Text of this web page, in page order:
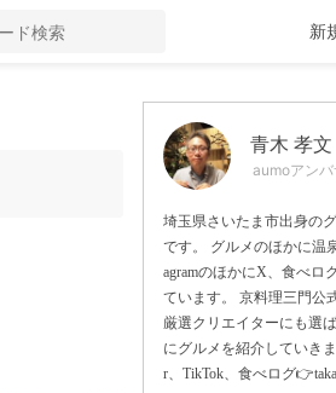
新
青木 孝文
aumoアンバ
埼玉県さいたま市出身の
です。 グルメのほかに温
agramのほかにX、食べロ
ています。 京料理三門公
厳選クリエイターにも選
にグルメを紹介していき
r、TikTok、食べログ